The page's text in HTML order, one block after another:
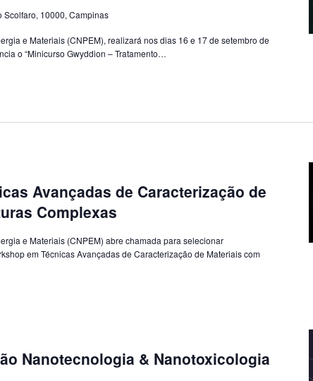
Scolfaro, 10000, Campinas
e Materiais (CNPEM), realizará nos dias 16 e 17 de setembro de
o “Minicurso Gwyddion – Tratamento…
Avançadas de Caracterização de
Complexas
e Materiais (CNPEM) abre chamada para selecionar
em Técnicas Avançadas de Caracterização de Materiais com
Nanotecnologia & Nanotoxicologia